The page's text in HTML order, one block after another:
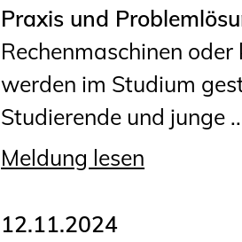
Praxis und
Rechenmaschinen
werden im Studium
Studierende und junge
Meldung lesen
12.11.2024